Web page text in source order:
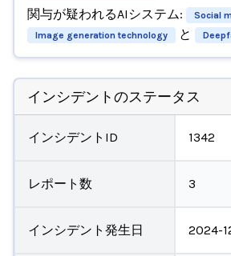
関与が疑われるAIシステム:
Social
Image generation technology と
インシデントのステータス
インシデントID 1342
レポート数 3
インシデント発生日 2024-